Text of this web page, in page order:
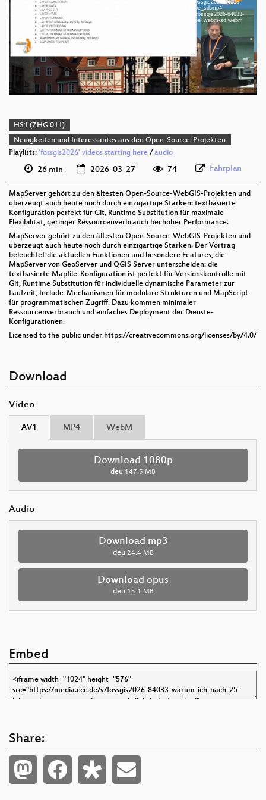
Download File: https://cdn.media.ccc.de/events/fossgis/2026/h264-sd/fossgis2026-84033-
deu-Warum_ich_nach_25_Jahren_den_MapServer_immer_noch_lieb_habe_sd.mp4
Download File: https://cdn.media.ccc.de/events/fossgis/2026/webm-sd/fossgis2026-84033-
deu-Warum_ich_nach_25_Jahren_den_MapServer_immer_noch_lieb_habe_webm-sd.webm
deu 1080p (webm;codecs=av01)
deu 576p (webm)
HS1 (ZHG 011)
Neuigkeiten und Interessantes aus den Open-Source-Projekten
Playlists: 'fossgis2026' videos starting here / audio
26 min 2026-03-27 74 Fahrplan
MapServer gehört zu den ältesten Open-Source-WebGIS-Projekten und
überzeugt auch heute noch durch einzigartige Stärken: textbasierte
Konfiguration perfekt für Git, Runtime Substitution für maximale
Flexibilität, geringer Ressourcenverbrauch bei hoher Performance.
MapServer gehört zu den ältesten Open-Source-WebGIS-Projekten und
überzeugt auch heute noch durch einzigartige Stärken. Der Vortrag
beleuchtet die aktuellen Funktionen und besondere Features, die
MapServer von GeoServer und QGIS Server unterscheiden: die
textbasierte Mapfile-Konfiguration ist perfekt für Versionskontrolle mit
Git, Runtime Substitution für individuelle dynamische Parameter zur
Laufzeit, Include-Mechanismen für modulare Strukturen und MapScript
für programmatischen Zugriff. Dazu kommen minimaler
Ressourcenverbrauch und einfaches Deployment der Dienste-
Konfigurationen.
Licensed to the public under https://creativecommons.org/licenses/by/4.0/
Download
Video
AV1 MP4 WebM
Download 1080p
deu 147.5 MB
Audio
Download mp3
deu 24.4 MB
Download opus
deu 15.1 MB
Embed
Share: